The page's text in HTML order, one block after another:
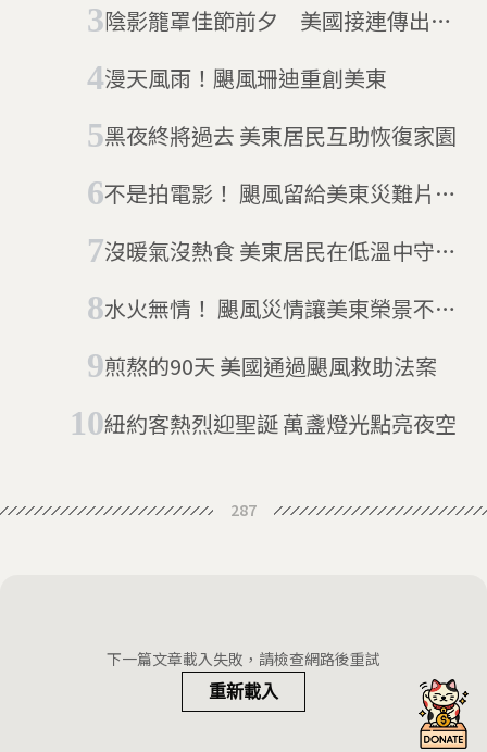
陰影籠罩佳節前夕 美國接連傳出槍
漫天風雨！颶風珊迪重創美東
黑夜終將過去 美東居民互助恢復家園
不是拍電影！ 颶風留給美東災難片般
沒暖氣沒熱食 美東居民在低溫中守護
水火無情！ 颶風災情讓美東榮景不復
煎熬的90天 美國通過颶風救助法案
紐約客熱烈迎聖誕 萬盞燈光點亮夜空
287
下一篇文章載入失敗，請檢查網路後重試
重新載入